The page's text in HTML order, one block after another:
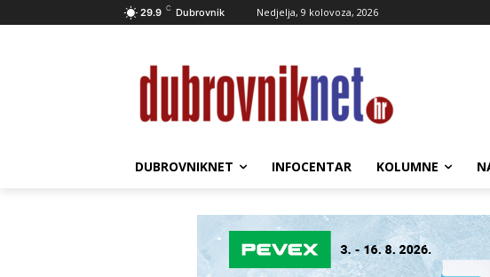
29.9 C Dubrovnik Nedjelja, 9 kolovoza, 2026
DUBROVNIKNET INFOCENTAR KOLUMNE